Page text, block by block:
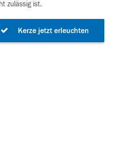
zulässig ist.
Kerze jetzt erleuchten